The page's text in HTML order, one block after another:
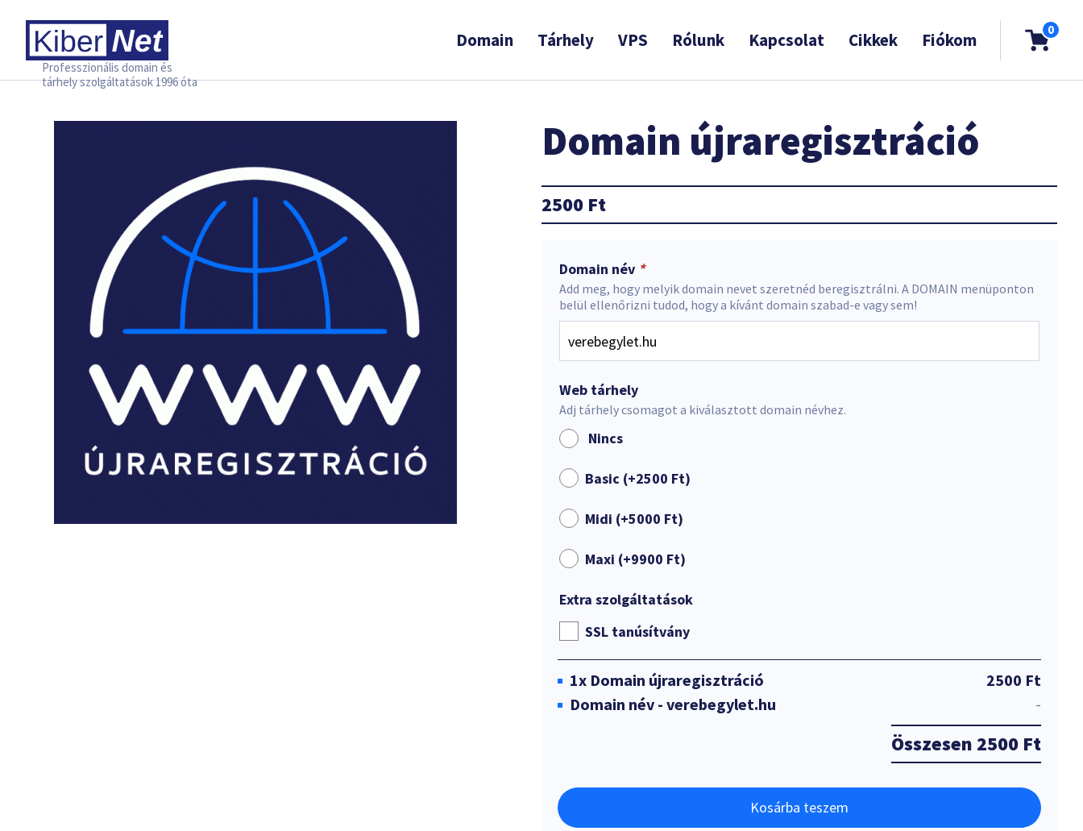
Professzionális domain és
tárhely szolgáltatások 1996 óta
Domain Tárhely VPS Rólunk Kapcsolat Cikkek Fiókom 0
Domain újraregisztráció
2500 Ft
Domain név *
Add meg, hogy melyik domain nevet szeretnéd beregisztrálni. A DOMAIN menüponton
belül ellenőrizni tudod, hogy a kívánt domain szabad-e vagy sem!
Web tárhely
Adj tárhely csomagot a kiválasztott domain névhez.
Nincs
Basic (+2500 Ft)
Midi (+5000 Ft)
Maxi (+9900 Ft)
Extra szolgáltatások
SSL tanúsítvány
1x Domain újraregisztráció
2500 Ft
Domain név - verebegylet.hu
-
Összesen 2500 Ft
Kosárba teszem